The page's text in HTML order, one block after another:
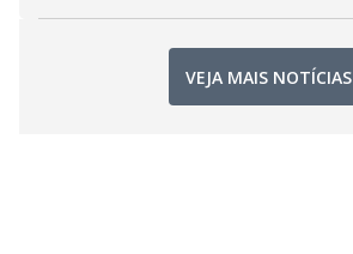
VEJA MAIS NOTÍCIAS